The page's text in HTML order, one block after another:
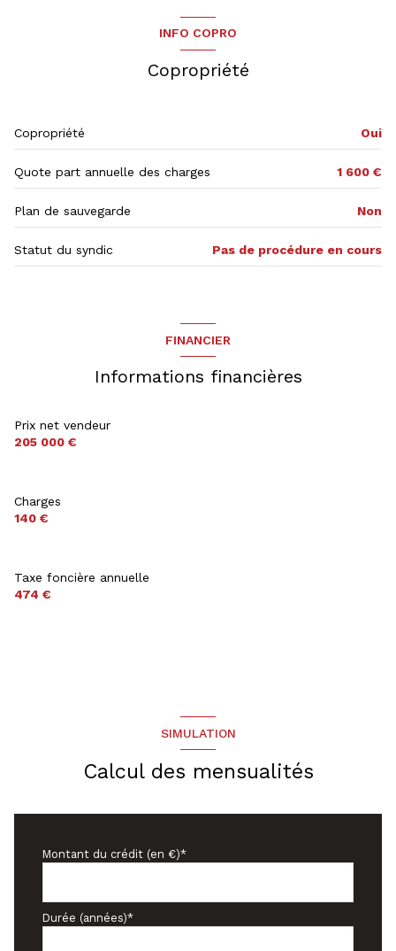
INFO COPRO
Copropriété
Copropriété Oui
Quote part annuelle des charges 1 600 €
Plan de sauvegarde Non
Statut du syndic Pas de procédure en cours
FINANCIER
Informations financières
Prix net vendeur
205 000 €
Charges
140 €
Taxe foncière annuelle
474 €
SIMULATION
Calcul des mensualités
Montant du crédit (en €)*
Durée (années)*